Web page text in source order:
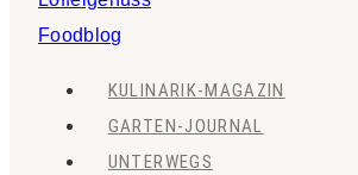
KULINARIK-MAGAZIN
GARTEN-JOURNAL
UNTERWEGS